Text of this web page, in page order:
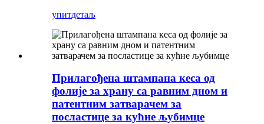
упитдетаљ
Прилагођена штампана кеса од
фолије за храну са равним дном и
патентним затварачем за
посластице за кућне љубимце